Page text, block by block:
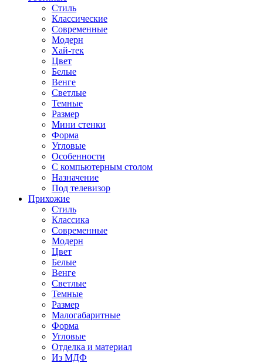
Стиль
Классические
Современные
Модерн
Хай-тек
Цвет
Белые
Венге
Светлые
Темные
Размер
Мини стенки
Форма
Угловые
Особенности
С компьютерным столом
Назначение
Под телевизор
Прихожие
Стиль
Классика
Современные
Модерн
Цвет
Белые
Венге
Светлые
Темные
Размер
Малогабаритные
Форма
Угловые
Отделка и материал
Из МДФ